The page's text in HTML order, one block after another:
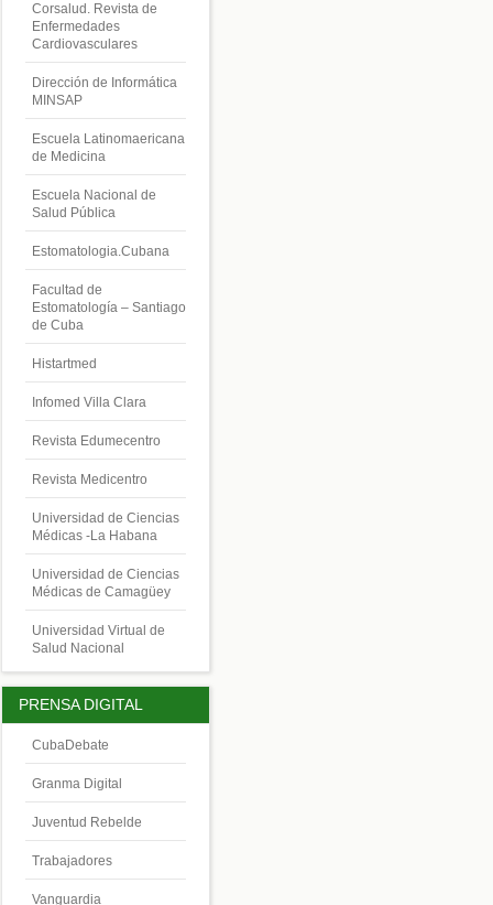
Corsalud. Revista de
Enfermedades
Cardiovasculares
Dirección de Informática
MINSAP
Escuela Latinomaericana
de Medicina
Escuela Nacional de
Salud Pública
Estomatologia.Cubana
Facultad de
Estomatología – Santiago
de Cuba
Histartmed
Infomed Villa Clara
Revista Edumecentro
Revista Medicentro
Universidad de Ciencias
Médicas -La Habana
Universidad de Ciencias
Médicas de Camagüey
Universidad Virtual de
Salud Nacional
PRENSA DIGITAL
CubaDebate
Granma Digital
Juventud Rebelde
Trabajadores
Vanguardia